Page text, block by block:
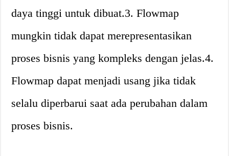
daya tinggi untuk dibuat.3. Flowmap
mungkin tidak dapat merepresentasikan
proses bisnis yang kompleks dengan jelas.4.
Flowmap dapat menjadi usang jika tidak
selalu diperbarui saat ada perubahan dalam
proses bisnis.